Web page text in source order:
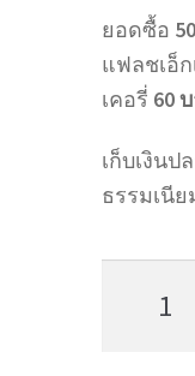
ยอดซื้อ
แฟลชเอ็
เคอรี่ 60
เก็บเงินป
ธรรมเนีย